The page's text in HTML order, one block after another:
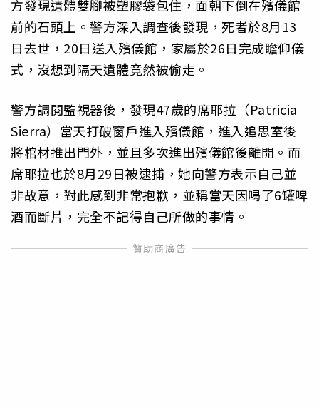
方發現遺體雙腳被塑膠袋包住，面朝下倒在殯儀館
前的石頭上。警方深入調查後發現，死者於8月13
日去世，20日送入殯儀館，家屬於26日完成瞻仰儀
式，沒想到隔天遺體竟然被偷走。
警方調閱監視器後，發現47歲的席耶拉（Patricia
Sierra）當天打破窗戶進入殯儀館，進入追思室後
將棺材推出門外，並且多次進出殯儀館後離開。而
席耶拉也於8月29日被逮捕，她向警方表示自己並
非故意，對此感到非常抱歉，並稱當天因喝了6罐啤
酒而斷片，完全不記得自己所做的事情。